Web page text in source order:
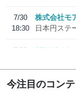
7/30
18:30
株式会社モ
日本円ステ
7/29
SBI VCトレ
今注目のコン